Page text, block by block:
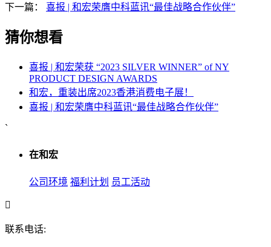
下一篇： 喜报 | 和宏荣膺中科蓝讯“最佳战略合作伙伴”
猜你想看
喜报 | 和宏荣获 “2023 SILVER WINNER” of NY
PRODUCT DESIGN AWARDS
和宏，重装出席2023香港消费电子展！
喜报 | 和宏荣膺中科蓝讯“最佳战略合作伙伴”
`
在和宏
公司环境 福利计划 员工活动
联系电话: